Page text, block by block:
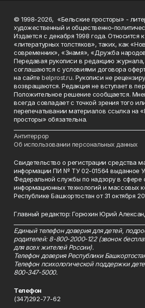
© 1998-2026, «Бельские просторы» -
художественный и общественно-
Издается с декабря 1998 года. Относится
«литературных толстяков», таких, как
современник», «Знамя», «Дружба
Передавая рукописи в редакцию
соглашаются с условиями договора
на сайтеbelprost.ru. Рукописи не
возвращаются. Редакция не вступает в
Положительное решение сообщается.
всегда совпадает с точкой зрения того
перепечатывании материалов ссылка на
просторы» обязательна.
Антитеррор
Об использовании персональных данных
Свидетельство о регистрации средства
информации ПИ № ТУ 02-01564 выданное
Федеральной службы по надзору в сфере
информационных технологий и массовых
Республике Башкортостан от 31 октября
Главный редактор: Горюхин Юрий
Единый телефон доверия для детей,
родителей: 8-800-2000-122 (звонок
для всех жителей России).
Телефон доверия Республики
Телефон психологической поддержки
800-347-5000.
Телефон
(347)292-77-62